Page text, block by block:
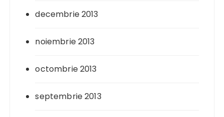
decembrie 2013
noiembrie 2013
octombrie 2013
septembrie 2013